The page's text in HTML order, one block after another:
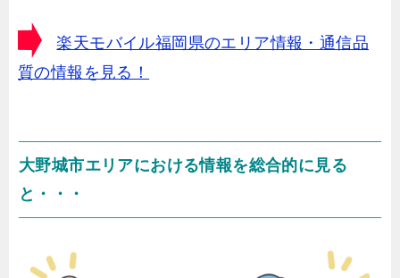
楽天モバイル福岡県のエリア情報・通信品
質の情報を見る！
大野城市エリアにおける情報を総合的に見る
と・・・